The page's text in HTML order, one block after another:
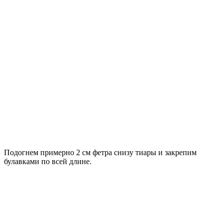
Подогнем примерно 2 см фетра снизу тиары и закрепим
булавками по всей длине.